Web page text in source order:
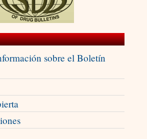
sobre el Boletín